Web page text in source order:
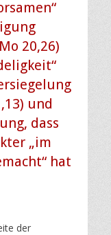
20,26)
und
dass
„im
hat
der